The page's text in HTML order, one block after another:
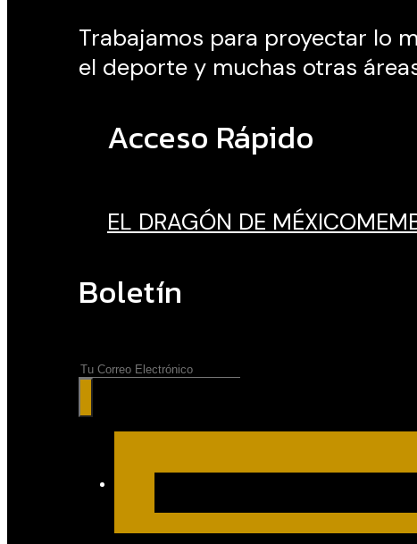
Trabajamos para proyectar lo
el deporte y muchas otras
Acceso Rápido
EL DRAGÓN DE MÉXICO
Boletín